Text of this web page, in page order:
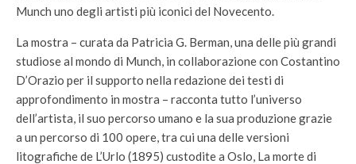
Munch uno degli artisti più iconici del Novecento.
La mostra – curata da Patricia G. Berman, una delle più grandi
studiose al mondo di Munch, in collaborazione con Costantino
D’Orazio per il supporto nella redazione dei testi di
approfondimento in mostra – racconta tutto l’universo
dell’artista, il suo percorso umano e la sua produzione grazie
a un percorso di 100 opere, tra cui una delle versioni
litografiche de L’Urlo (1895) custodite a Oslo, La morte di